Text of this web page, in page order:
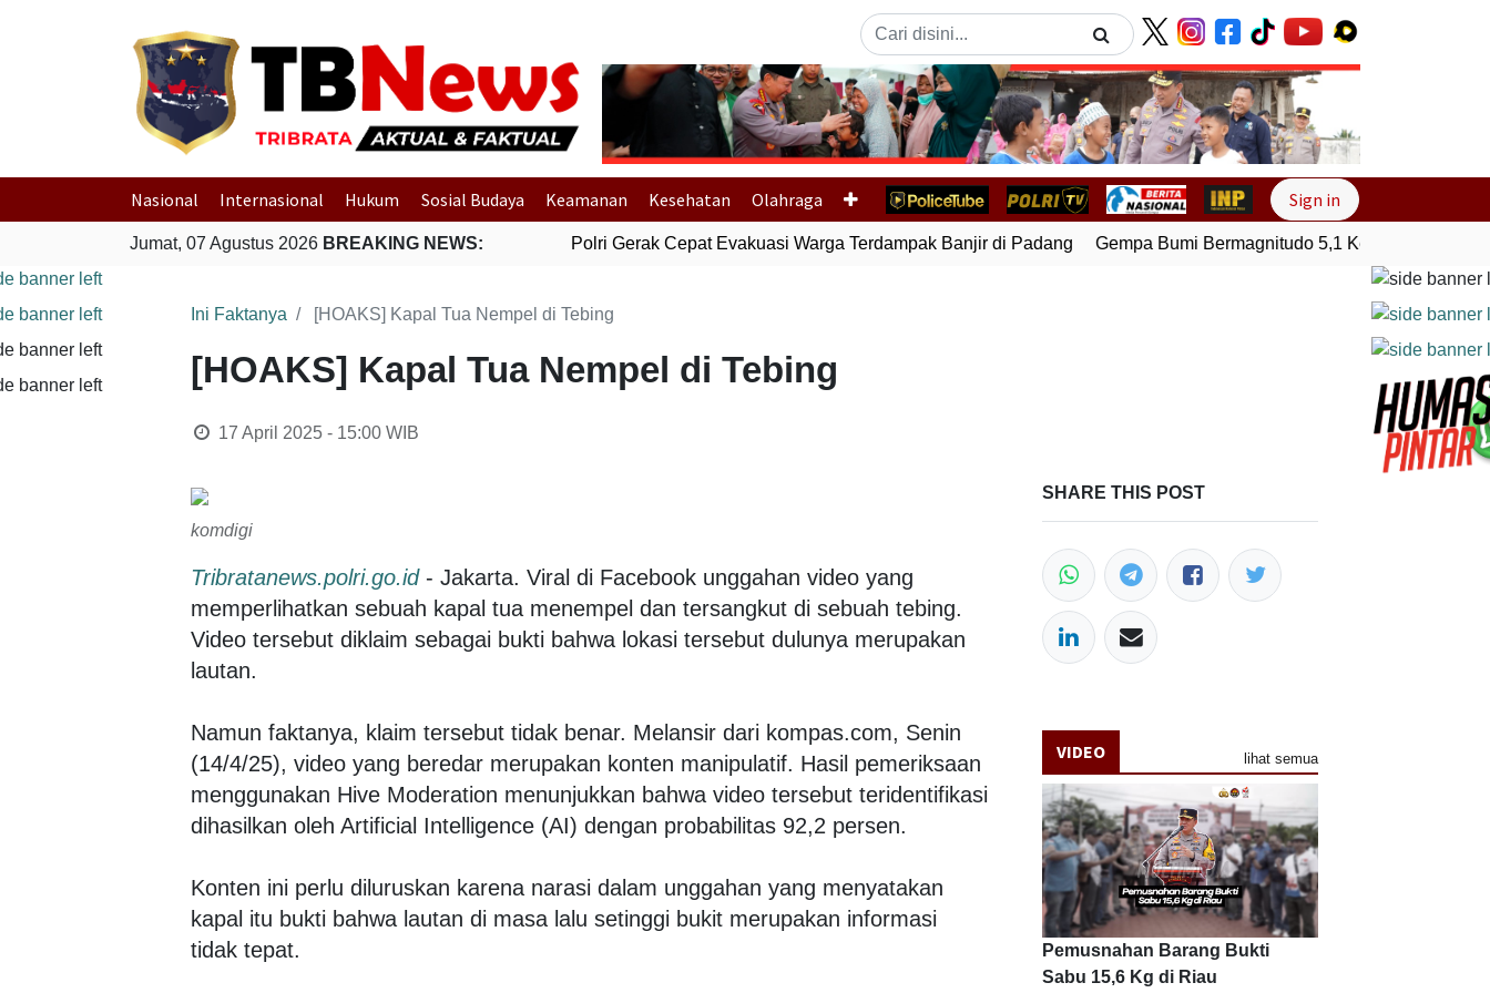
Previous Next
Nasional Internasional Hukum Sosial Budaya Keamanan Kesehatan Olahraga Sign in
Jumat, 07 Agustus 2026 BREAKING NEWS: Polri Gerak Cepat Evakuasi Warga Terdampak Banjir di Padang Gempa Bumi Bermagnitudo 5,1 Kembali Guncang
Ini Faktanya [HOAKS] Kapal Tua Nempel di Tebing
[HOAKS] Kapal Tua Nempel di Tebing
17 April 2025 - 15:00WIB
komdigi
Tribratanews.polri.go.id- Jakarta. Viral di Facebook unggahan video yang
memperlihatkan sebuah kapal tua menempel dan tersangkut di sebuah tebing.
Video tersebut diklaim sebagai bukti bahwa lokasi tersebut dulunya merupakan
lautan.
Namun faktanya, klaim tersebut tidak benar. Melansir dari kompas.com, Senin
(14/4/25), video yang beredar merupakan konten manipulatif. Hasil pemeriksaan
menggunakan Hive Moderation menunjukkan bahwa video tersebut teridentifikasi
dihasilkan oleh Artificial Intelligence (AI) dengan probabilitas 92,2 persen.
Konten ini perlu diluruskan karena narasi dalam unggahan yang menyatakan
kapal itu bukti bahwa lautan di masa lalu setinggi bukit merupakan informasi
tidak tepat.
SHARE THIS POST
VIDEO lihat semua
Pemusnahan Barang Bukti
Sabu 15,6 Kg di Riau